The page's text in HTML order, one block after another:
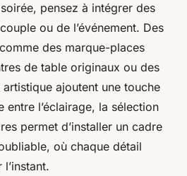
pensez à intégrer des
ou de l’événement. Des
des marque-places
de table originaux ou des
ajoutent une touche
entre l’éclairage, la sélection
permet d’installer un cadre
où chaque détail